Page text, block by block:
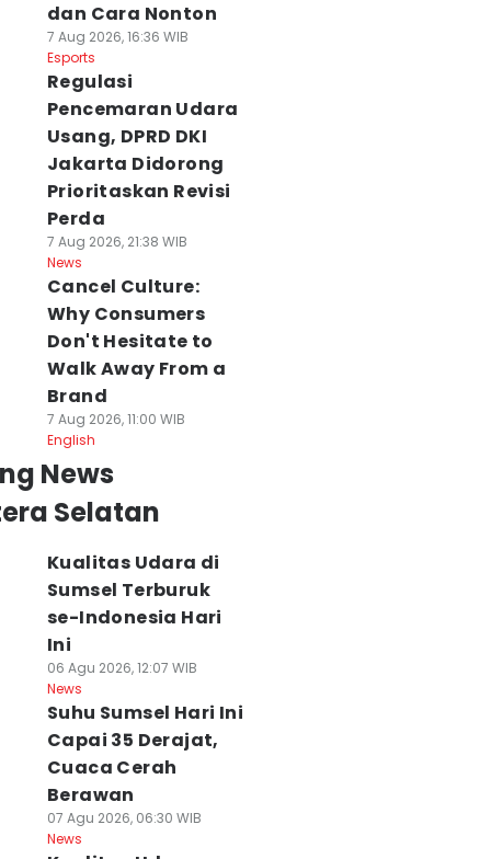
dan Cara Nonton
7 Aug 2026, 16:36 WIB
Esports
Regulasi
Pencemaran Udara
Usang, DPRD DKI
Jakarta Didorong
Prioritaskan Revisi
Perda
7 Aug 2026, 21:38 WIB
News
Cancel Culture:
Why Consumers
Don't Hesitate to
Walk Away From a
Brand
7 Aug 2026, 11:00 WIB
English
News
Selatan
Kualitas Udara di
Sumsel Terburuk
se-Indonesia Hari
Ini
06 Agu 2026, 12:07 WIB
News
Suhu Sumsel Hari Ini
Capai 35 Derajat,
Cuaca Cerah
Berawan
07 Agu 2026, 06:30 WIB
News